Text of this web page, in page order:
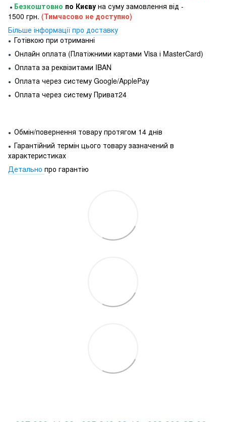
● Безкоштовно по Києву на суму замовлення від -
1500 грн. (Тимчасово не доступно)
Більше інформації про доставку
● Готівкою при отриманні
● Онлайн оплата (Платіжними картами Visa і MasterCard)
● Оплата за реквізитами IBAN
● Оплата через систему Google/ApplePay
● Оплата через систему Приват24
● Обмін/повернення товару протягом 14 днів
● Гарантійний термін цього товару зазначений в
характеристиках
Детально про гарантію